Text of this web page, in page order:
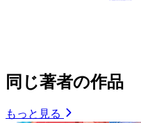
同じ著者の作品
もっと見る